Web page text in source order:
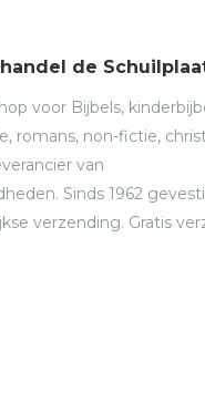
de
voor Bijbels,
romans, non-fictie,
van
Sinds 1962
verzending. Gratis